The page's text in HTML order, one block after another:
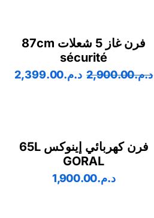
فرن غاز 5 شعلات 87cm
sécurité
د.م.2,900.00 د.م.2,399.00
فرن كهربائي إينوكس 65L
GORAL
د.م.1,900.00